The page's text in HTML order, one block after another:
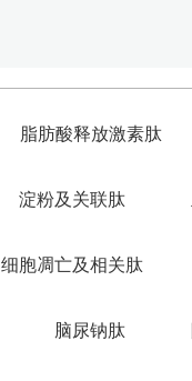
脂肪酸释放激素肽
淀粉及关联肽
细胞凋亡及相关肽
脑尿钠肽